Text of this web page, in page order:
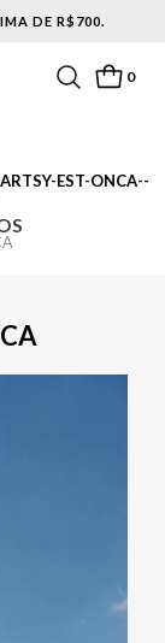
DE R$700.
0
EST-ONCA--